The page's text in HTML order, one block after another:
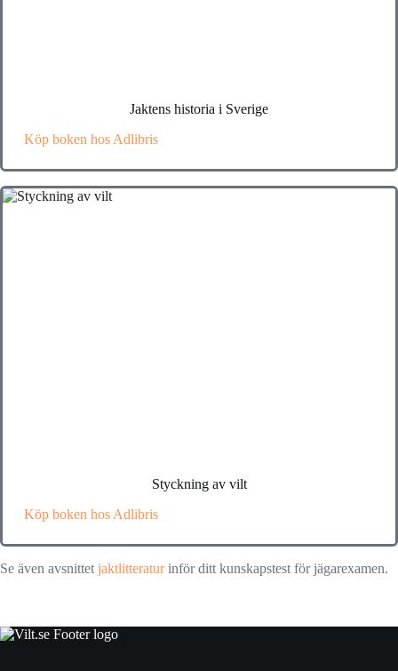
Jaktens historia i Sverige
Köp boken hos Adlibris
Styckning av vilt
Köp boken hos Adlibris
Se även avsnittet jaktlitteraturinför ditt kunskapstest för jägarexamen.